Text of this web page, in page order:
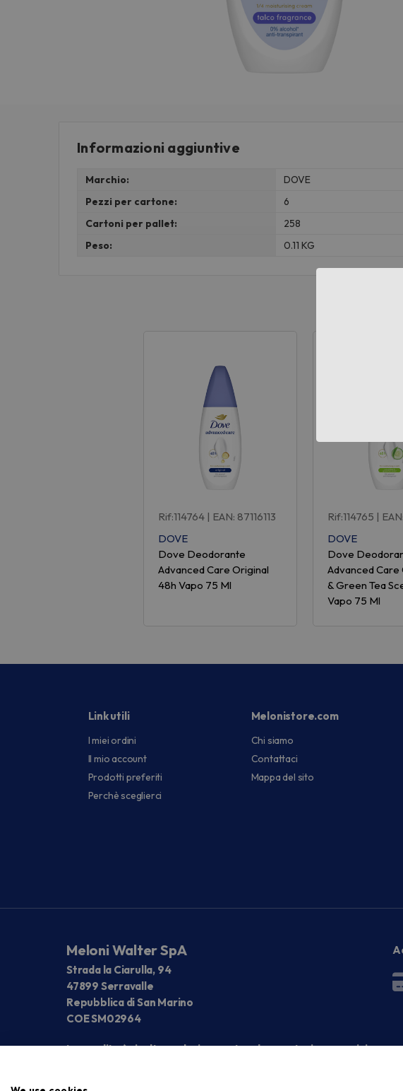
Informazioni aggiuntive
Marchio:
DOVE
Pezzi per cartone:
6
Cartoni per pallet:
258
Peso:
0.11 KG
Rif:114764 | EAN: 87116113
DOVE
Dove Deodorante
Advanced Care Original
48h Vapo 75 Ml
Rif:114765 |
DOVE
Dove
Advanced
& Green Tea
Vapo 75 Ml
Link utili
I miei ordini
Il mio account
Prodotti preferiti
Perchè sceglierci
Melonistore.com
Chi siamo
Contattaci
Mappa del sito
Meloni Walter SpA
Strada la Ciarulla, 94
47899 Serravalle
Repubblica di San Marino
COE SM02964
La vendita è rivolta esclusivamente ad operatori economici